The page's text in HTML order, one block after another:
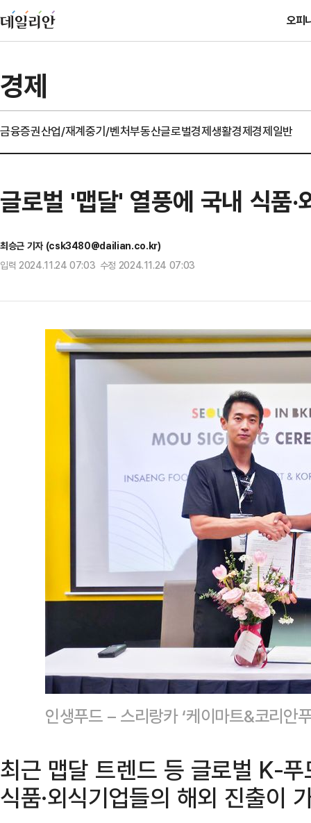
오피
경제
금융증권산업/재계중기/벤처부동산글로벌경제생활경제경제일반
글로벌 '맵달' 열풍에 국내 식품
최승근 기자 (csk3480@dailian.co.kr)
입력 2024.11.24 07:03 수정 2024.11.24 07:03
인생푸드 – 스리랑카 ‘케이마트&코리
최근 맵달 트렌드 등 글로벌 K-
식품·외식기업들의 해외 진출이